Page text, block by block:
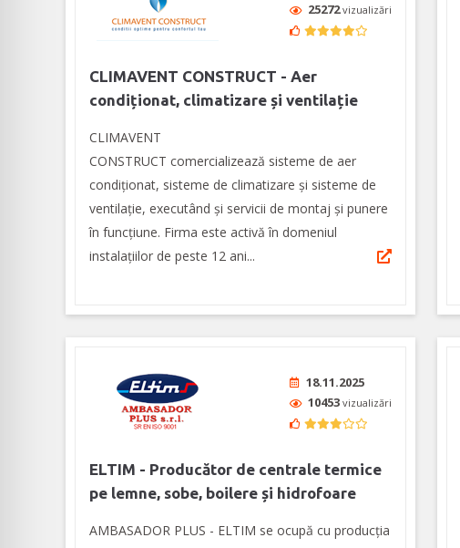
25272vizualizări
CLIMAVENT CONSTRUCT - Aer
condiționat, climatizare și ventilație
CLIMAVENT
CONSTRUCT comercializează sisteme de aer
condiționat, sisteme de climatizare și sisteme de
ventilație, executând şi servicii de montaj și punere
în funcțiune. Firma este activă în domeniul
instalațiilor de peste 12 ani...
18.11.2025
10453 vizualizări
ELTIM - Producător de centrale termice
pe lemne, sobe, boilere și hidrofoare
AMBASADOR PLUS - ELTIM se ocupă cu producția